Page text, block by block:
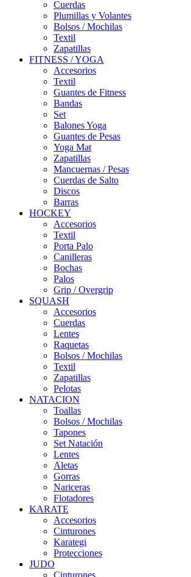
Cuerdas
Plumillas y Volantes
Bolsos / Mochilas
Textil
Zapatillas
FITNESS / YOGA
Accesorios
Textil
Guantes de Fitness
Bandas
Set
Balones Yoga
Guantes de Pesas
Yoga Mat
Zapatillas
Mancuernas / Pesas
Cuerdas de Salto
Discos
Barras
HOCKEY
Accesorios
Textil
Porta Palo
Canilleras
Bochas
Palos
Grip / Overgrip
SQUASH
Accesorios
Cuerdas
Lentes
Raquetas
Bolsos / Mochilas
Textil
Zapatillas
Pelotas
NATACION
Toallas
Bolsos / Mochilas
Tapones
Set Natación
Lentes
Aletas
Gorras
Nariceras
Flotadores
KARATE
Accesorios
Cinturones
Karategi
Protecciones
JUDO